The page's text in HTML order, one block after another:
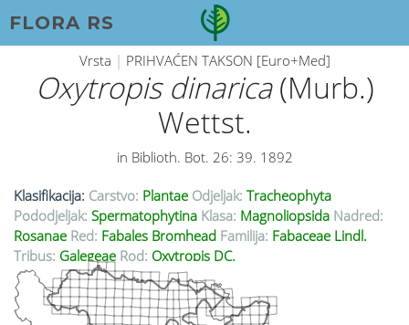
FLORA RS
Vrsta | PRIHVAĆEN TAKSON [Euro+Med]
Oxytropis dinarica(Murb.)
Wettst.
in Biblioth. Bot. 26: 39. 1892
Klasifikacija: Carstvo: Plantae Odjeljak: Tracheophyta
Pododjeljak: Spermatophytina Klasa: Magnoliopsida Nadred:
Rosanae Red: Fabales Bromhead Familija: Fabaceae Lindl.
Tribus: Galegeae Rod: Oxytropis DC.